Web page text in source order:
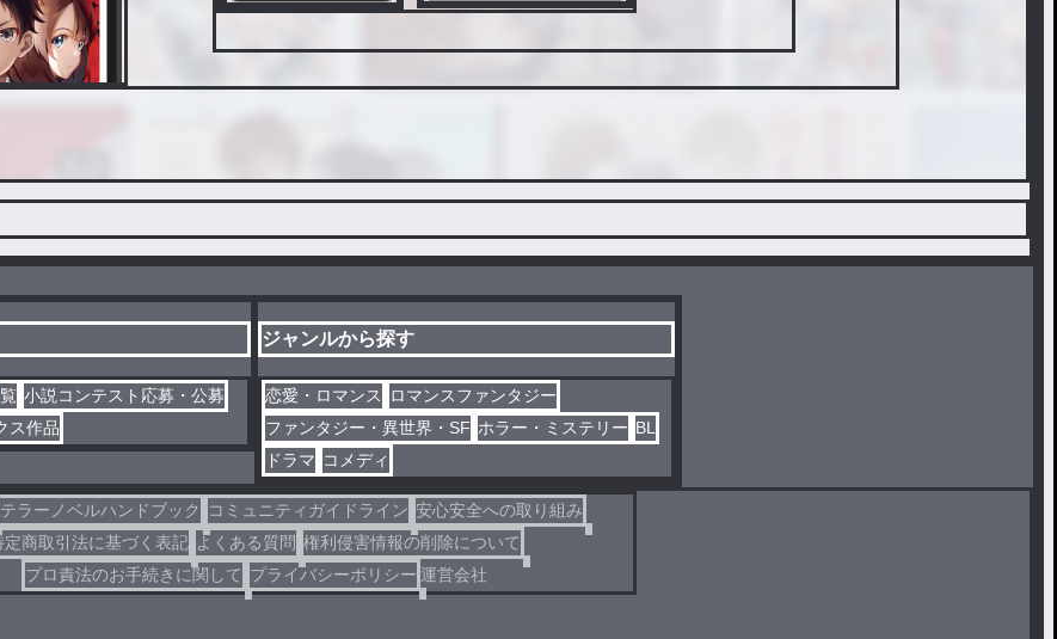
小説コンテスト応募・公募
ス作品
ジャンルから探す
恋愛・ロマンス
ロマンスファンタジー
ファンタジー・異世界・SF ホラー・ミステリー BL
ドラマ コメディ
テラーノベルハンドブック コミュニティガイドライン 安心安全への取り組み
定商取引法に基づく表記 よくある質問 権利侵害情報の削除について
プロ責法のお手続きに関して プライバシーポリシー 運営会社